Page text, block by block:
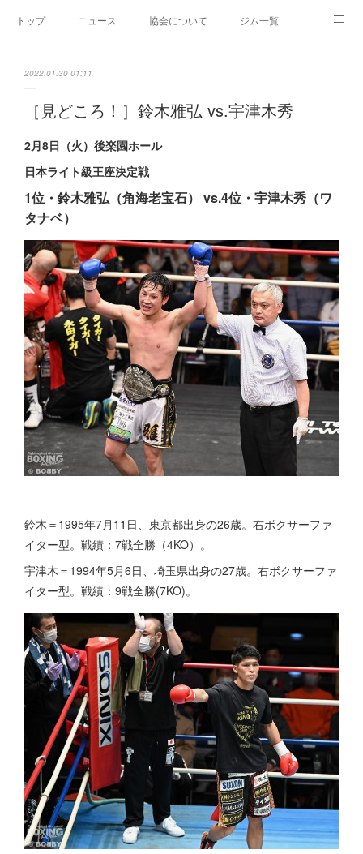
トップ ニュース 協会について ジム一覧
2022.01.30 01:11
［見どころ！］鈴木雅弘 vs.宇津木秀
2月8日（火）後楽園ホール
日本ライト級王座決定戦
1位・鈴木雅弘（角海老宝石） vs.4位・宇津木秀（ワ
タナベ）
鈴木＝1995年7月11日、東京都出身の26歳。右ボクサーファ
イター型。戦績：7戦全勝（4KO）。
宇津木＝1994年5月6日、埼玉県出身の27歳。右ボクサーファ
イター型。戦績：9戦全勝(7KO)。